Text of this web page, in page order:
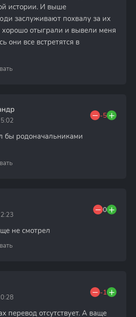
истории. И выше
заслуживают похвалу за их
хорошо отыграли и вывели меня
они все встретятся в
-5
бы родоначальниками
0
не смотрел
-1
перевод отсутствует. А ваще